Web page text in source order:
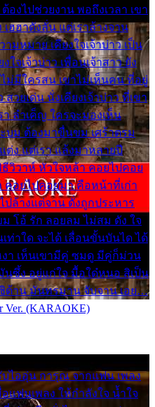
องไปช่วยงาน พอถึงเวลา เขา
ฮฮาดังลั่น แต่เราล้างจาน
มหมาย เคียงใจเจ้าบ่าว เป็น
จเจ้าบ่าว เพื่อนเจ้าสาว ยัง
ม่มีใครสน เขาไม่เห็นคน ที่อยู่
วยเด่น นั่งเคียงเจ้าบ่าว ที่เขา
า ลำเค็ญ ใครจะมองเห็น
บม ต้องมาขื่นขม เศร้าตรม
ง แต่เรา แล้งมาหลายปี
วิวาห์ หัวใจหล้า คอยไปคอย
คอยไปคอยมา คือหน้าที่เก่า
ปล้างแต่จาน ดั่งถูกประหาร
โอ้ รัก ลอยลม ไม่สม ดัง ใจ
ท่าใด จะได้ เลื่อนขั้นบันได ได้
งา เห็นเขามีคู่ ซมดู มีคู่ก็ม่วน
นซึ้ง อยู่แก่ใจ มื้อใด๋หนอ สิเป็น
ซิด้าน มันทรมาน จับจาน เอย…
Ver. (KARAOKE)
ไออุ่น การุณ จากแฟน เพลง
แฟนเพลง ให้กำลังใจ น้ำใจ